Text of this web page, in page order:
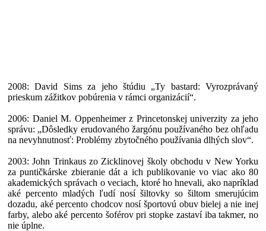
2008: David Sims za jeho štúdiu „Ty bastard: Vyrozprávaný
prieskum zážitkov pobúrenia v rámci organizácií“.
2006: Daniel M. Oppenheimer z Princetonskej univerzity za jeho
správu: „Dôsledky erudovaného žargónu používaného bez ohľadu
na nevyhnutnosť: Problémy zbytočného používania dlhých slov“.
2003: John Trinkaus zo Zicklinovej školy obchodu v New Yorku
za puntičkárske zbieranie dát a ich publikovanie vo viac ako 80
akademických správach o veciach, ktoré ho hnevali, ako napríklad
aké percento mladých ľudí nosí šiltovky so šiltom smerujúcim
dozadu, aké percento chodcov nosí športovú obuv bielej a nie inej
farby, alebo aké percento šoférov pri stopke zastaví iba takmer, no
nie úplne.